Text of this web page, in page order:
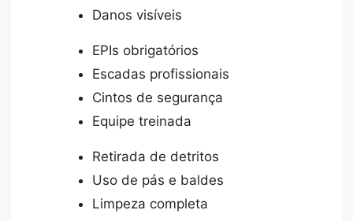
Danos visíveis
EPIs obrigatórios
Escadas profissionais
Cintos de segurança
Equipe treinada
Retirada de detritos
Uso de pás e baldes
Limpeza completa